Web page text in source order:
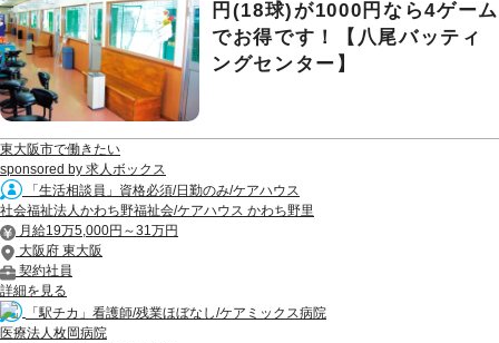
円(18球)が1000円なら4ゲーム
でお得です！【八尾バッティ
ングセンター】
東大阪市で働きたい
sponsored by 求人ボックス
「生活相談員」資格必須/日勤のみ/ケアハウス
社会福祉法人かわち野福祉会/ケアハウス かわち野里
月給19万5,000円～31万円
大阪府 東大阪
契約社員
詳細を見る
「駅チカ」看護師/残業ほぼなし/ケアミックス病院
医療法人枚岡病院